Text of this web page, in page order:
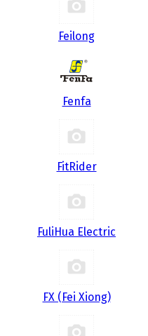
Feilong
Fenfa
FitRider
FuliHua Electric
FX (Fei Xiong)